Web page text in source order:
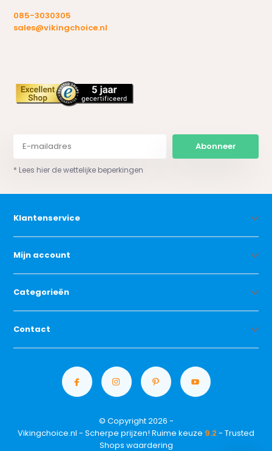
085-3030305
sales@vikingchoice.nl
Abonneer
* Lees hier de wettelijke beperkingen
Klantenservice
Mijn account
Categorieën
Contact
© Copyright 2026 -
Vikingchoice.nl - Scherpe prijzen! Ruime keuze 9.2 - Trusted
Shops waardering